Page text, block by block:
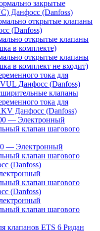
закрытые
Данфосс (Danfoss)
открытые клапаны
(Danfoss)
открытые клапаны
в комплекте)
открытые клапаны
в комплект не входит)
тока для
Данфосс (Danfoss)
клапаны
тока для
Данфосс (Danfoss)
— Электронный
клапан шагового
— Электронный
клапан шагового
(Danfoss)
клапан шагового
(Danfoss)
клапан шагового
клапанов ETS 6 Ридан